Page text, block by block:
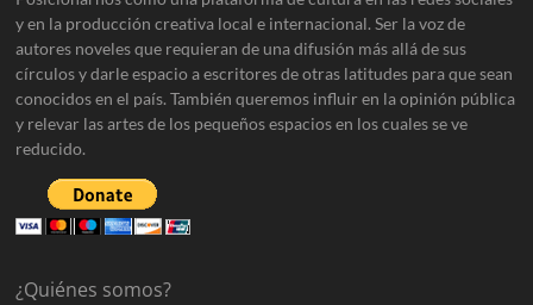
y en la producción creativa local e internacional. Ser la voz de
autores noveles que requieran de una difusión más allá de sus
círculos y darle espacio a escritores de otras latitudes para que sean
conocidos en el país. También queremos influir en la opinión pública
y relevar las artes de los pequeños espacios en los cuales se ve
reducido.
¿Quiénes somos?